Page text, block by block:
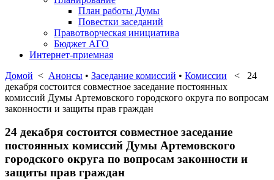
План работы Думы
Повестки заседаний
Правотворческая инициатива
Бюджет АГО
Интернет-приемная
Домой < Анонсы • Заседание комиссий • Комиссии < 24
декабря состоится совместное заседание постоянных
комиссий Думы Артемовского городского округа по вопросам
законности и защиты прав граждан
24 декабря состоится совместное заседание
постоянных комиссий Думы Артемовского
городского округа по вопросам законности и
защиты прав граждан